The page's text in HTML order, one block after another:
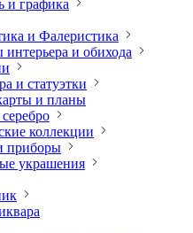
и графика
и Фалеристика
и обихода
и статуэтки
и планы
коллекции
приборы
украшения